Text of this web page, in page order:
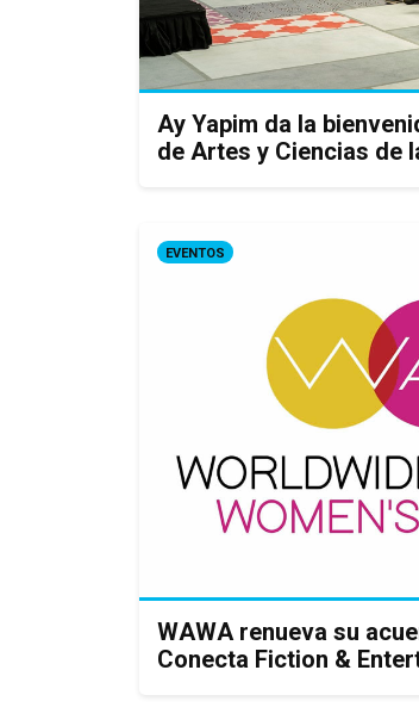
Ay Yapim da la
de Artes y Ciencias de
EVENTOS
WAWA renueva su
Conecta Fiction &